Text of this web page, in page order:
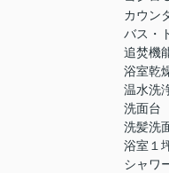
カウン
バス・
追焚機
浴室乾
温水洗
洗面台
洗髪洗
浴室１
シャワ